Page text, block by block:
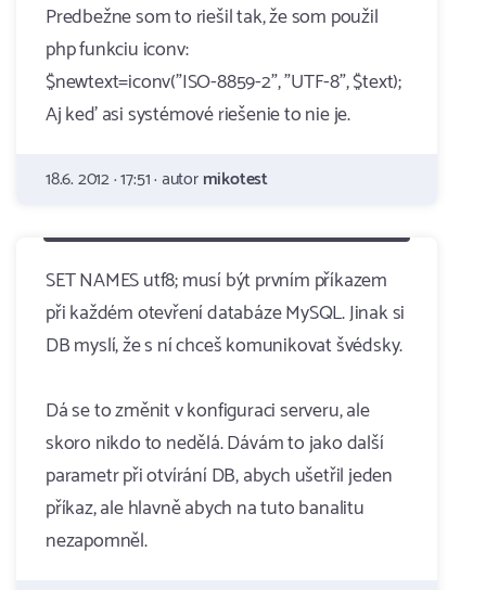
Predbežne som to riešil tak, že som použil
php funkciu iconv:
$newtext=iconv("ISO-8859-2", "UTF-8", $text);
Aj keď asi systémové riešenie to nie je.
18.6. 2012 · 17:51 · autormikotest
SET NAMES utf8; musí být prvním příkazem
při každém otevření databáze MySQL. Jinak si
DB myslí, že s ní chceš komunikovat švédsky.
Dá se to změnit v konfiguraci serveru, ale
skoro nikdo to nedělá. Dávám to jako další
parametr při otvírání DB, abych ušetřil jeden
příkaz, ale hlavně abych na tuto banalitu
nezapomněl.